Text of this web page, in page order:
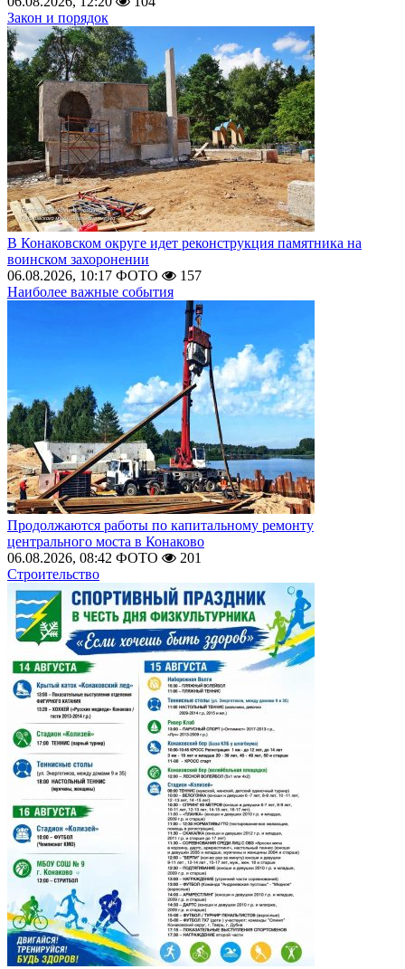
Закон и порядок
В Конаковском округе идет реконструкция памятника на
воинском захоронении
06.08.2026, 10:17 ФОТО
157
Наиболее важные события
Продолжаются работы по капитальному ремонту
центрального моста в Конаково
06.08.2026, 08:42 ФОТО
201
Строительство